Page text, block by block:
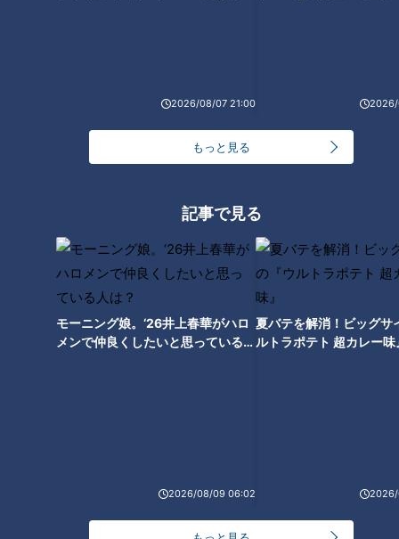
2026/08/07 21:00 2026/
もっと見る
記事で見る
モーニング娘。‘26井上春華がハロ
メンで仲良くしたいと思っている人
2026/08/09 06:02
夏バテを解消！ビッグサ
ルトラポテト 超カレー味
2026/
０年ほど前に誕生したのが『たけの子パン』です。